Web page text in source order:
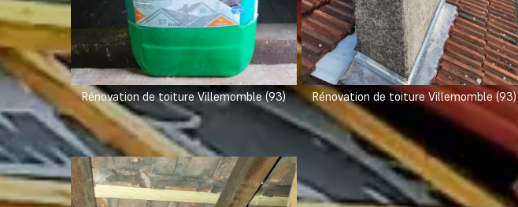
Rénovation de toiture Villemomble (93) Rénovation de toiture Villemomble (93)